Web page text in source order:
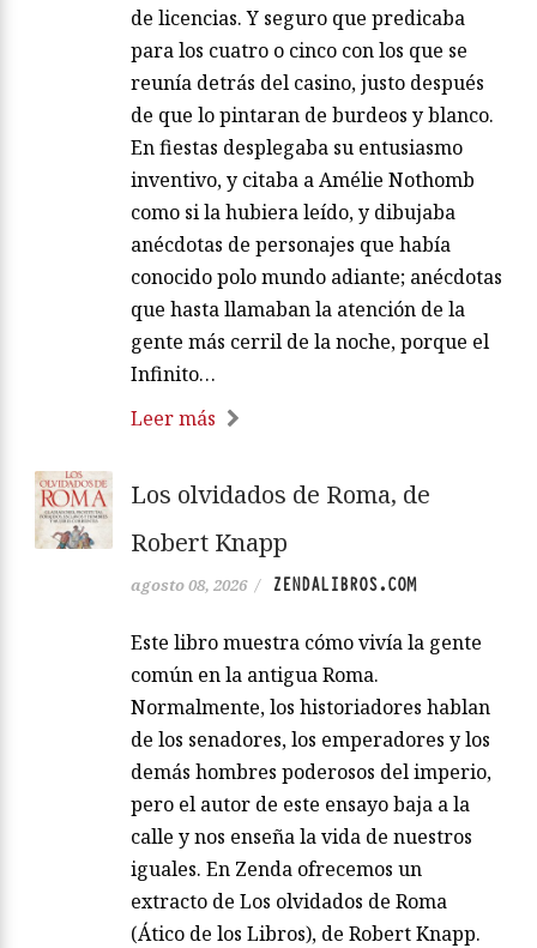
de licencias. Y seguro que predicaba
para los cuatro o cinco con los que se
reunía detrás del casino, justo después
de que lo pintaran de burdeos y blanco.
En fiestas desplegaba su entusiasmo
inventivo, y citaba a Amélie Nothomb
como si la hubiera leído, y dibujaba
anécdotas de personajes que había
conocido polo mundo adiante; anécdotas
que hasta llamaban la atención de la
gente más cerril de la noche, porque el
Infinito…
Leer más
Los olvidados de Roma, de
Robert Knapp
agosto 08, 2026 / ZENDALIBROS.COM
Este libro muestra cómo vivía la gente
común en la antigua Roma.
Normalmente, los historiadores hablan
de los senadores, los emperadores y los
demás hombres poderosos del imperio,
pero el autor de este ensayo baja a la
calle y nos enseña la vida de nuestros
iguales. En Zenda ofrecemos un
extracto de Los olvidados de Roma
(Ático de los Libros), de Robert Knapp.